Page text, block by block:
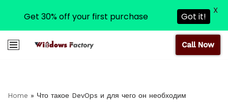
Call Now
Home » Что такое DevOps и для чего он необходим
Get 30% off your first purchase Got it!
X